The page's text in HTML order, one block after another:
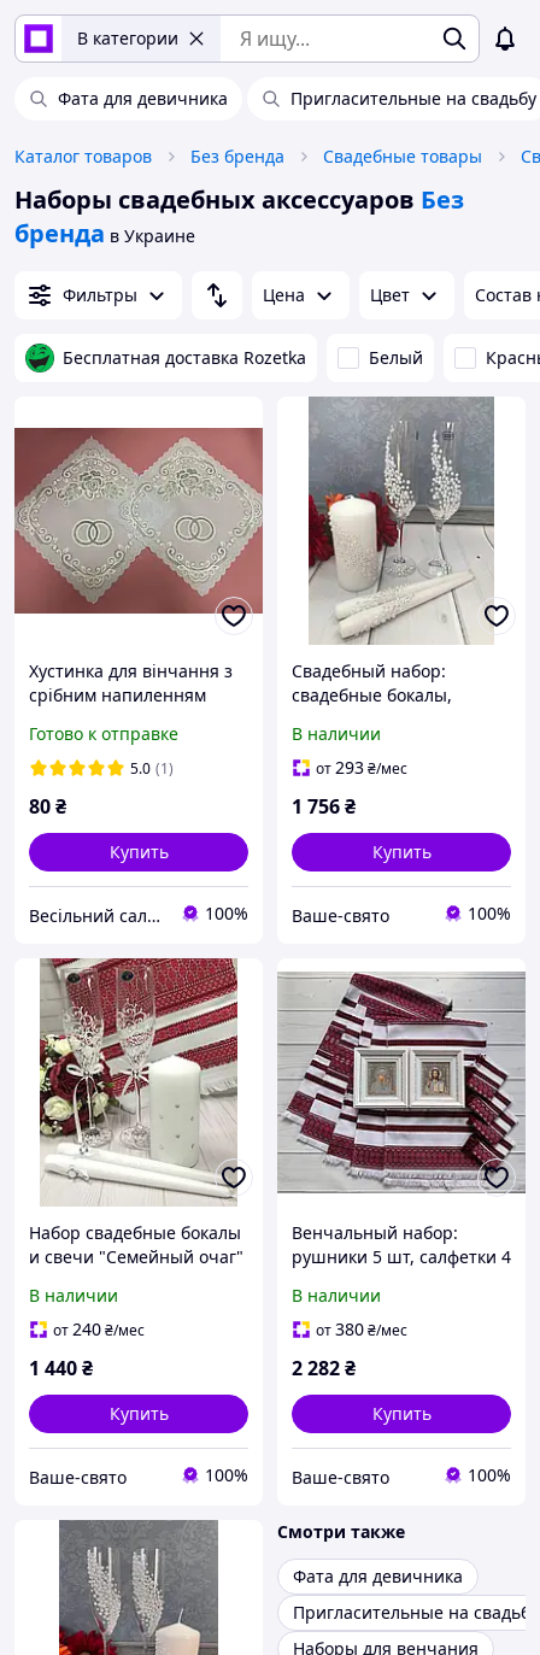
В категории
Фата для девичника Пригласительные на свадьбу
Каталог товаров Без бренда Свадебные товары
Наборы свадебных аксессуаров Без
бренда в Украине
Фильтры Цена Цвет Состав
Бесплатная доставка Rozetka Белый
Хустинка для вінчання з
срібним напиленням
Готово к отправке
5.0 (1)
80₴
Купить
Весільний салон «Ніколь» 100%
Свадебный набор:
свадебные бокалы,
декор стразы
В наличии
от293₴/мес
1 756₴
Купить
Ваше-свято 100%
Набор свадебные бокалы
и свечи "Семейный очаг"
акрил
В наличии
от240₴/мес
1 440₴
Купить
Ваше-свято 100%
Венчальный набор:
рушники 5 шт, салфетки 4
В наличии
от380₴/мес
2 282₴
Купить
Ваше-свято 100%
Смотри также
Фата для девичника
Пригласительные на свадьбу
Наборы для венчания